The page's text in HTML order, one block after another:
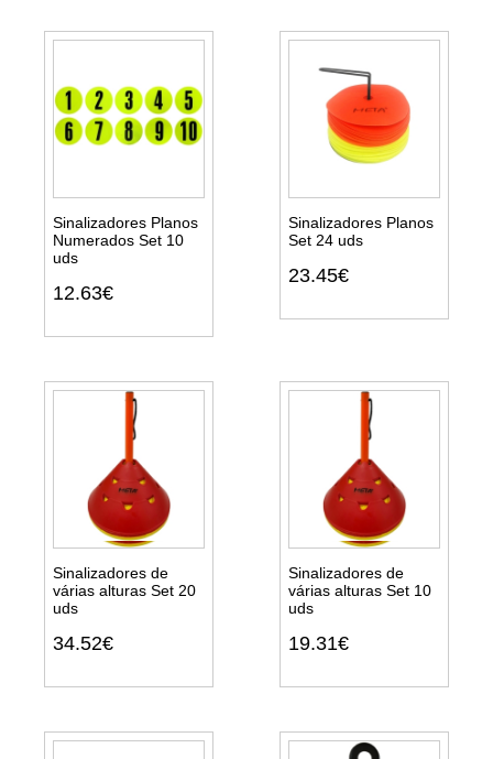
detalhes
Sinalizadores Planos
Numerados Set 10
uds
12.63€
detalhes
Sinalizadores Planos
Set 24 uds
23.45€
detalhes
Sinalizadores de
várias alturas Set 20
uds
34.52€
detalhes
Sinalizadores de
várias alturas Set 10
uds
19.31€